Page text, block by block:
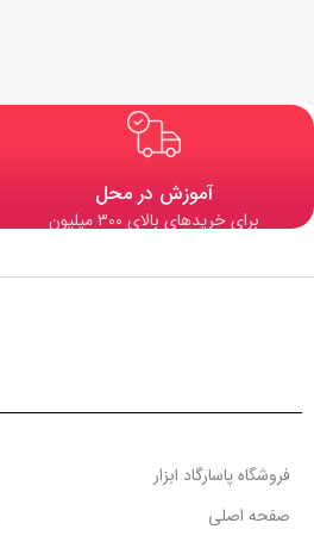
آموزش در محل
برای خریدهای بالای 300 میلیون
فروشگاه پاسارگاد ابزار
صفحه اصلی